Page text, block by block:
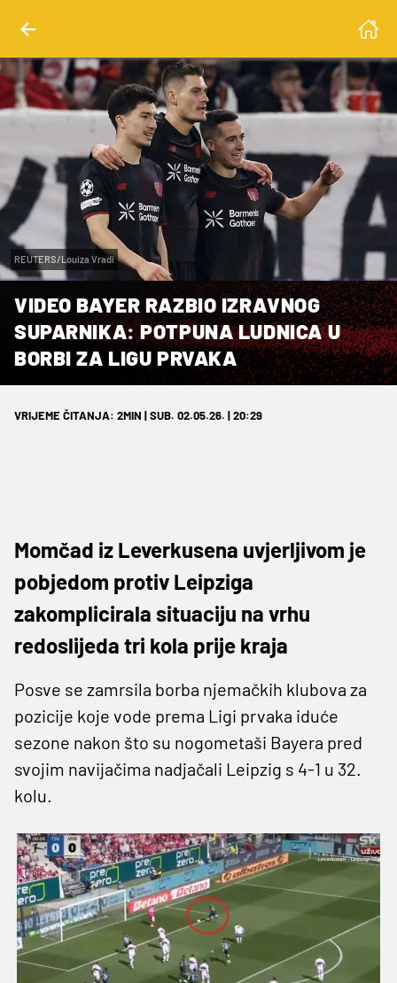
REUTERS/Louiza Vradi
VIDEO BAYER RAZBIO IZRAVNOG
SUPARNIKA: POTPUNA LUDNICA U
BORBI ZA LIGU PRVAKA
VRIJEME ČITANJA: 2MIN | SUB. 02.05.26. | 20:29
Momčad iz Leverkusena uvjerljivom je
pobjedom protiv Leipziga
zakomplicirala situaciju na vrhu
redoslijeda tri kola prije kraja
Posve se zamrsila borba njemačkih klubova za
pozicije koje vode prema Ligi prvaka iduće
sezone nakon što su nogometaši Bayera pred
svojim navijačima nadjačali Leipzig s 4-1 u 32.
kolu.